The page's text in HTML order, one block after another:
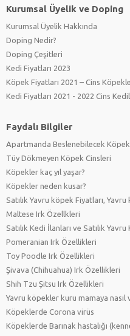
Kurumsal Üyelik ve Doping
Kurumsal Üyelik Hakkında
Doping Nedir?
Doping Çeşitleri
Kedi Fiyatları 2023
Köpek Fiyatları 2021 – Cins
Kedi Fiyatları 2021 - 2022 Cins
Faydalı Bilgiler
Apartmanda Beslenebilecek
Tüy Dökmeyen Köpek Cinsleri
Köpekler kaç yıl yaşar?
Köpekler neden kusar?
Satılık Yavru köpek Fiyatları, Yavru
Maltese Irk Özellkleri
Satılık Kedi İlanları ve Satılık
Pomeranian Irk Özellikleri
Toy Poodle Irk Özellikleri
Şivava (Chihuahua) Irk Özellikleri
Shih Tzu Şitsu Irk Özellikleri
Yavru köpekler kuru mamaya nasıl
Köpeklerde Corona virüs
Köpeklerde Barınak hastalığı